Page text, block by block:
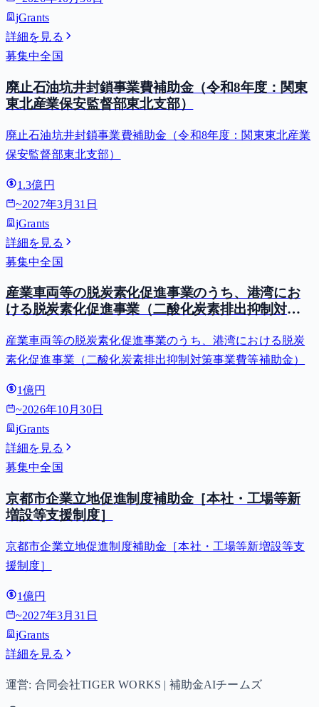
jGrants
詳細を見る
募集中全国
廃止石油坑井封鎖事業費補助金（令和8年度：関東
東北産業保安監督部東北支部）
廃止石油坑井封鎖事業費補助金（令和8年度：関東東北産業
保安監督部東北支部）
1.3億円
~2027年3月31日
jGrants
詳細を見る
募集中全国
産業車両等の脱炭素化促進事業のうち、港湾にお
ける脱炭素化促進事業（二酸化炭素排出抑制対策
産業車両等の脱炭素化促進事業のうち、港湾における脱炭
素化促進事業（二酸化炭素排出抑制対策事業費等補助金）
1億円
~2026年10月30日
jGrants
詳細を見る
募集中全国
京都市企業立地促進制度補助金［本社・工場等新
増設等支援制度］
京都市企業立地促進制度補助金［本社・工場等新増設等支
援制度］
1億円
~2027年3月31日
jGrants
詳細を見る
運営: 合同会社TIGER WORKS | 補助金AIチームズ